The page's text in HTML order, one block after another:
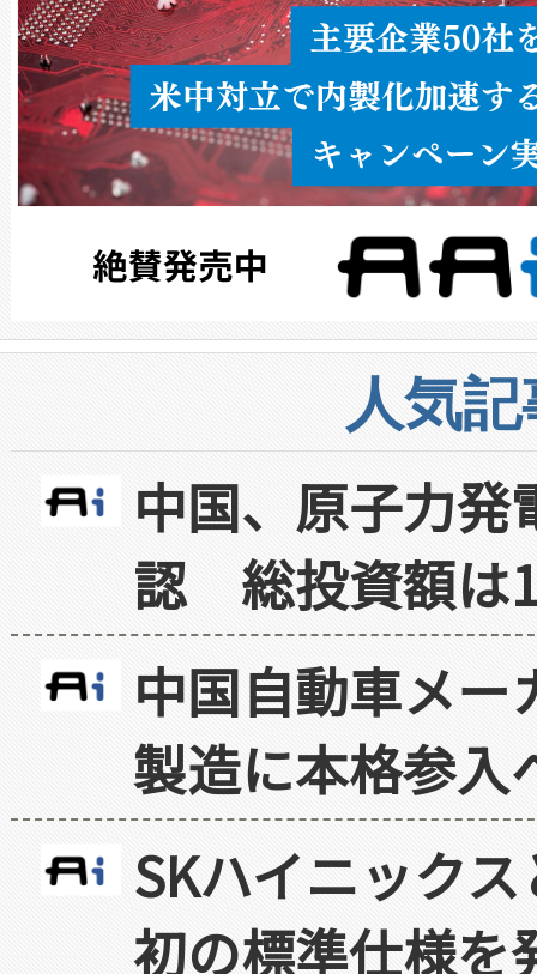
人気
中国、原子力
認 総投資額は
中国自動車メ
製造に本格参入
SKハイニック
初の標準仕様を